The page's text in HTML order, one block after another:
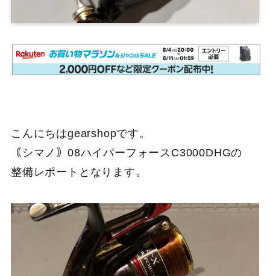
こんにちはgearshopです。
｟シマノ｠08ハイパーフォースC3000DHGの
整備レポートとなります。